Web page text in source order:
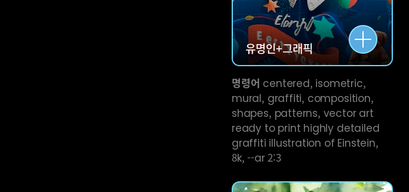
유명인+그래픽
명령어 centered, isometric,
mural, graffiti, composition,
shapes, patterns, vector art
ready to print highly detailed
graffiti illustration of Einstein,
8k, --ar 2:3